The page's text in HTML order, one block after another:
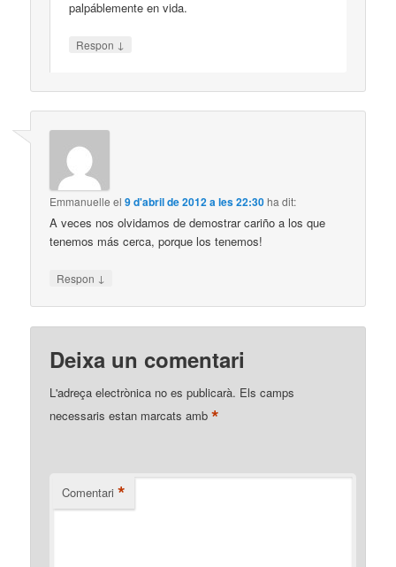
palpáblemente en vida.
Respon ↓
Emmanuelle el9 d'abril de 2012 a les 22:30ha dit:
A veces nos olvidamos de demostrar cariño a los que
tenemos más cerca, porque los tenemos!
Respon ↓
Deixa un comentari
L'adreça electrònica no es publicarà. Els camps
necessaris estan marcats amb*
Comentari *